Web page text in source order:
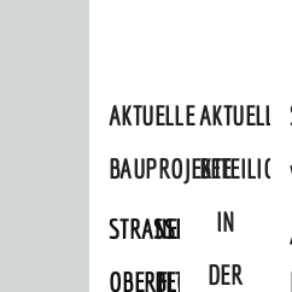
AKTUELLE
BAUPROJEKTE
ERFLOCKENBACH
NEUBAU
AKTUELLE
IN
DER